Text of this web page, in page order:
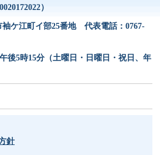
）
ケ江町イ部25番地 代表電話：0767-
後5時15分（土曜日・日曜日・祝日、年
針